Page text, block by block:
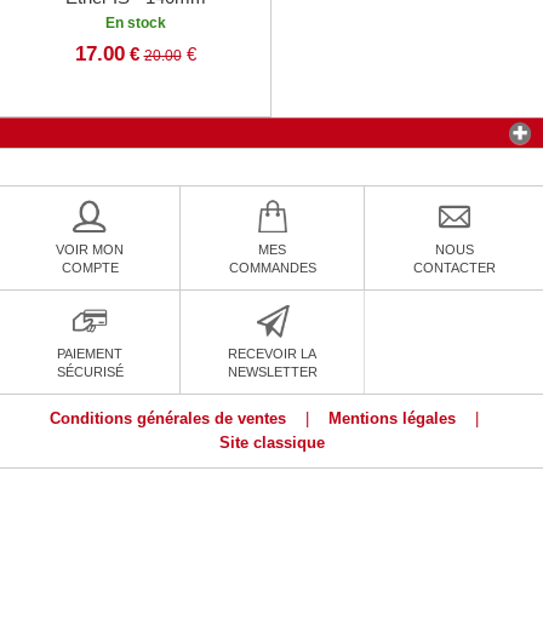
En stock
17.00 € 20.00€
VOIR MON
COMPTE
MES
COMMANDES
NOUS
CONTACTER
PAIEMENT
SÉCURISÉ
RECEVOIR LA
NEWSLETTER
Conditions générales de ventes Mentions légales
Site classique